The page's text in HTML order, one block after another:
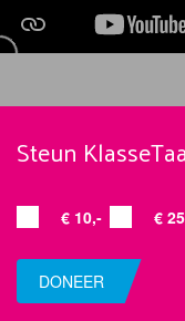
Steun
€ 10,- €
DONEER